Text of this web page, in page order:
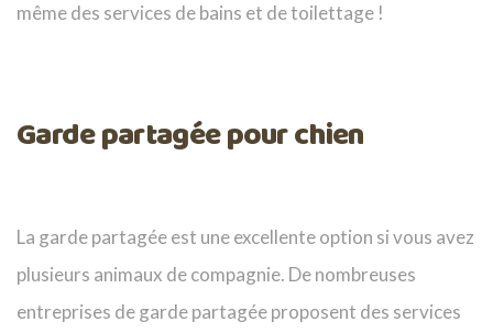
même des services de bains et de toilettage !
Garde partagée pour chien
La garde partagée est une excellente option si vous avez
plusieurs animaux de compagnie. De nombreuses
entreprises de garde partagée proposent des services